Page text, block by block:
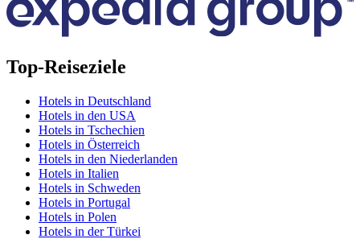
Top-Reiseziele
Hotels in Deutschland
Hotels in den USA
Hotels in Tschechien
Hotels in Österreich
Hotels in den Niederlanden
Hotels in Italien
Hotels in Schweden
Hotels in Portugal
Hotels in Polen
Hotels in der Türkei